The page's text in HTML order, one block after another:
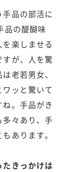
品の部活に
品の醍醐味
楽しませる
が、人を驚
老若男女、
ッと驚いて
。手品がき
々あり、手
あります。
きっかけは